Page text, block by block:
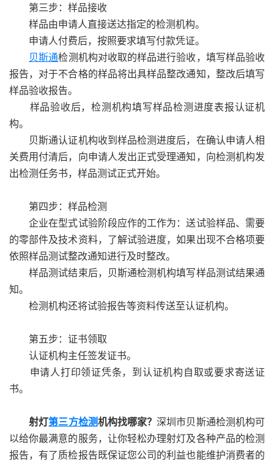
第三步：样品接收
样品由申请人直接送达指定的检测机构。
申请人付费后，按照要求填写付款凭证。
贝斯通检测机构对收取的样品进行验收，填写样品验收
报告，对于不合格的样品将出具样品整改通知，整改后填写
样品验收报告。
样品验收后，检测机构填写样品检测进度表报认证机
构。
贝斯通认证机构收到样品检测进度后，在确认申请人相
关费用付清后，向申请人发出正式受理通知，向检测机构发
出检测任务书，样品测试正式开始。
第四步：样品检测
企业在型式试验阶段应作的工作为：送试验样品、需要
的零部件及技术资料，了解试验进度，如果出现不合格项要
依照样品测试整改通知进行及时整改。
样品测试结束后，贝斯通检测机构填写样品测试结果通
知。
检测机构还将试验报告等资料传送至认证机构。
第五步：证书领取
认证机构主任签发证书。
申请人打印领证凭条，到认证机构自取或要求寄送证
书。
射灯第三方检测机构找哪家？深圳市贝斯通检测机构可
以给你最满意的服务，让你轻松办理射灯及各种产品的检测
报告，有了质检报告既保证您公司的利益也能维护消费者的